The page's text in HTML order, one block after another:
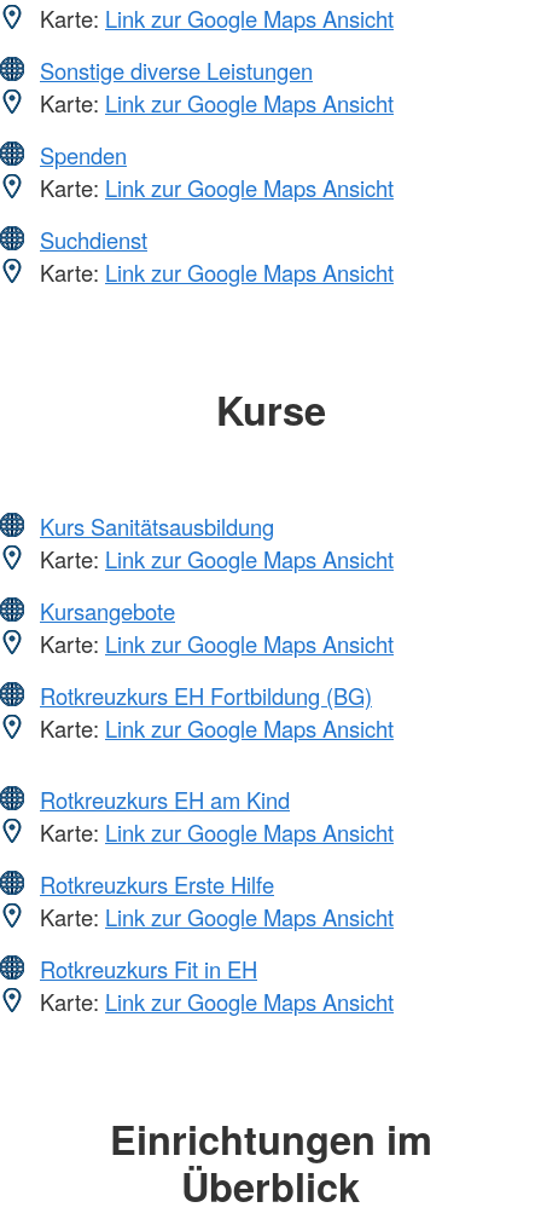
Karte: Link zur Google Maps Ansicht
Sonstige diverse Leistungen
Karte: Link zur Google Maps Ansicht
Spenden
Karte: Link zur Google Maps Ansicht
Suchdienst
Karte: Link zur Google Maps Ansicht
Kurse
Kurs Sanitätsausbildung
Karte: Link zur Google Maps Ansicht
Kursangebote
Karte: Link zur Google Maps Ansicht
Rotkreuzkurs EH Fortbildung (BG)
Karte: Link zur Google Maps Ansicht
Rotkreuzkurs EH am Kind
Karte: Link zur Google Maps Ansicht
Rotkreuzkurs Erste Hilfe
Karte: Link zur Google Maps Ansicht
Rotkreuzkurs Fit in EH
Karte: Link zur Google Maps Ansicht
Einrichtungen im
Überblick